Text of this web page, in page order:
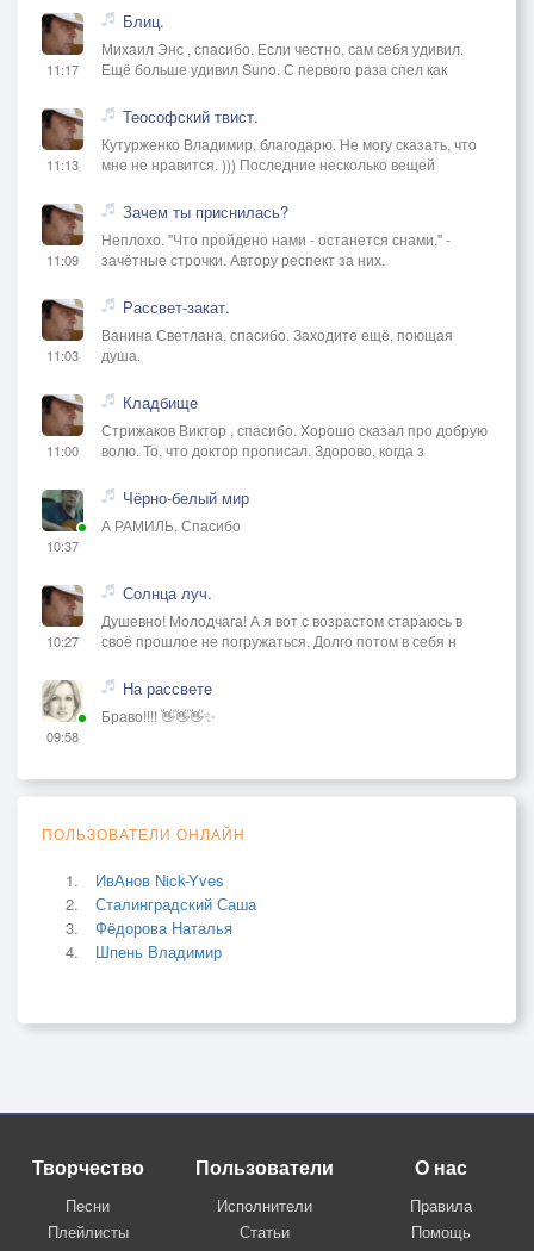
11:17
Блиц.
Михаил Энс , спасибо. Если честно, сам себя удивил.
Ещё больше удивил Suno. С первого раза спел как
11:13
Теософский твист.
Кутурженко Владимир, благодарю. Не могу сказать, что
мне не нравится. ))) Последние несколько вещей
11:09
Зачем ты приснилась?
Неплохо. "Что пройдено нами - останется снами," -
зачётные строчки. Автору респект за них.
11:03
Рассвет-закат.
Ванина Светлана, спасибо. Заходите ещё, поющая
душа.
11:00
Кладбище
Стрижаков Виктор , спасибо. Хорошо сказал про добрую
волю. То, что доктор прописал. Здорово, когда з
10:37
Чёрно-белый мир
А РАМИЛЬ, Спасибо
10:27
Солнца луч.
Душевно! Молодчага! А я вот с возрастом стараюсь в
своё прошлое не погружаться. Долго потом в себя н
09:58
На рассвете
Браво!!!! 👋👋👋✨
ПОЛЬЗОВАТЕЛИ ОНЛАЙН
ИвАнов Nick-Yves
Сталинградский Саша
Фёдорова Наталья
Шпень Владимир
Творчество
Песни
Плейлисты
Пользователи
Исполнители
Статьи
О нас
Правила
Помощь